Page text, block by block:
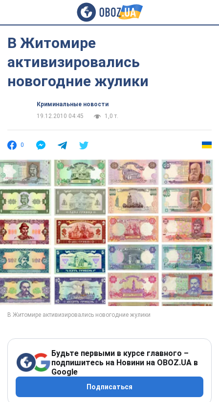
В Житомире
активизировались
новогодние жулики
Криминальные новости
19.12.2010 04:45
1,0 т.
0
Будьте первыми в курсе главного –
подпишитесь на Новини на OBOZ.UA в
Google
Подписаться